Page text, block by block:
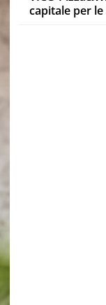
capitale per